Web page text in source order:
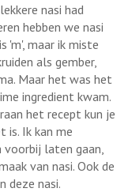
nasi had
hebben we nasi
'm', maar ik miste
als gember,
Maar het was het
ingredient kwam.
het recept kun je
is. Ik kan me
laten gaan,
van nasi. Ook de
deze nasi.